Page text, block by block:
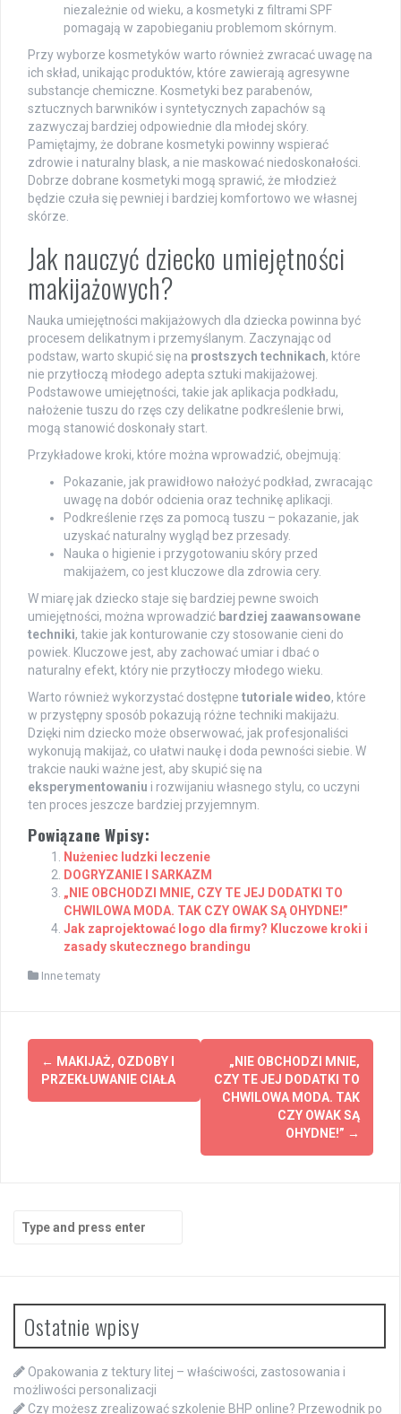
niezależnie od wieku, a kosmetyki z filtrami SPF
pomagają w zapobieganiu problemom skórnym.
Przy wyborze kosmetyków warto również zwracać uwagę na
ich skład, unikając produktów, które zawierają agresywne
substancje chemiczne. Kosmetyki bez parabenów,
sztucznych barwników i syntetycznych zapachów są
zazwyczaj bardziej odpowiednie dla młodej skóry.
Pamiętajmy, że dobrane kosmetyki powinny wspierać
zdrowie i naturalny blask, a nie maskować niedoskonałości.
Dobrze dobrane kosmetyki mogą sprawić, że młodzież
będzie czuła się pewniej i bardziej komfortowo we własnej
skórze.
Jak nauczyć dziecko umiejętności
makijażowych?
Nauka umiejętności makijażowych dla dziecka powinna być
procesem delikatnym i przemyślanym. Zaczynając od
podstaw, warto skupić się na prostszych technikach, które
nie przytłoczą młodego adepta sztuki makijażowej.
Podstawowe umiejętności, takie jak aplikacja podkładu,
nałożenie tuszu do rzęs czy delikatne podkreślenie brwi,
mogą stanowić doskonały start.
Przykładowe kroki, które można wprowadzić, obejmują:
Pokazanie, jak prawidłowo nałożyć podkład, zwracając
uwagę na dobór odcienia oraz technikę aplikacji.
Podkreślenie rzęs za pomocą tuszu – pokazanie, jak
uzyskać naturalny wygląd bez przesady.
Nauka o higienie i przygotowaniu skóry przed
makijażem, co jest kluczowe dla zdrowia cery.
W miarę jak dziecko staje się bardziej pewne swoich
umiejętności, można wprowadzić bardziej zaawansowane
techniki, takie jak konturowanie czy stosowanie cieni do
powiek. Kluczowe jest, aby zachować umiar i dbać o
naturalny efekt, który nie przytłoczy młodego wieku.
Warto również wykorzystać dostępne tutoriale wideo, które
w przystępny sposób pokazują różne techniki makijażu.
Dzięki nim dziecko może obserwować, jak profesjonaliści
wykonują makijaż, co ułatwi naukę i doda pewności siebie. W
trakcie nauki ważne jest, aby skupić się na
eksperymentowaniu i rozwijaniu własnego stylu, co uczyni
ten proces jeszcze bardziej przyjemnym.
Powiązane Wpisy:
Nużeniec ludzki leczenie
DOGRYZANIE I SARKAZM
„NIE OBCHODZI MNIE, CZY TE JEJ DODATKI TO
CHWILOWA MODA. TAK CZY OWAK SĄ OHYDNE!”
Jak zaprojektować logo dla firmy? Kluczowe kroki i
zasady skutecznego brandingu
Inne tematy
Post
navigation
← MAKIJAŻ, OZDOBY I
PRZEKŁUWANIE CIAŁA
„NIE OBCHODZI MNIE,
CZY TE JEJ DODATKI TO
CHWILOWA MODA. TAK
CZY OWAK SĄ
OHYDNE!” →
for:
Ostatnie wpisy
Opakowania z tektury litej – właściwości, zastosowania i
możliwości personalizacji
Czy możesz zrealizować szkolenie BHP online? Przewodnik po